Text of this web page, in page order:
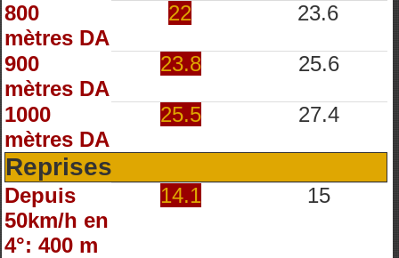
800
mètres DA
22 23.6
900
mètres DA
23.8 25.6
1000
mètres DA
25.5 27.4
Reprises
Depuis
50km/h en
4°: 400 m
14.1 15